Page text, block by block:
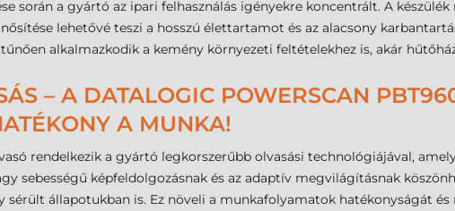
során a gyártó az ipari felhasználás igényekre koncentrált. A
lehetővé teszi a hosszú élettartamot és az alacsony
alkalmazkodik a kemény környezeti feltételekhez is, akár
– A DATALOGIC POWERSCAN
A MUNKA!
rendelkezik a gyártó legkorszerűbb olvasási technológiájával,
sebességű képfeldolgozásnak és az adaptív megvilágításnak
állapotukban is. Ez növeli a munkafolyamatok hatékonyságát és